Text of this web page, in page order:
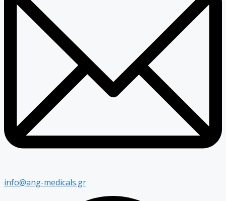
info@ang-medicals.gr